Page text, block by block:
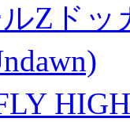
Zド
HIGH